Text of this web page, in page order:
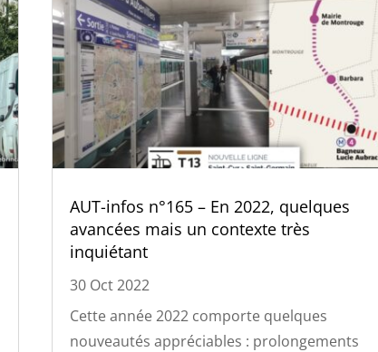
AUT-infos n°165 – En 2022, quelques
avancées mais un contexte très
inquiétant
30 Oct 2022
Cette année 2022 comporte quelques
nouveautés appréciables : prolongements